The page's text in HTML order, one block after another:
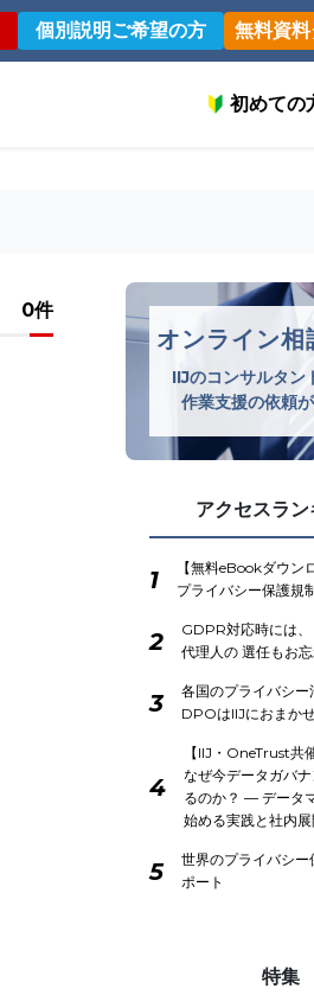
個別説明ご希望の方 無料資
初めての
0件
オンライン相
IIJのコンサルタン
作業支援の依頼
アクセスラ
1
【無料eBookダウン
プライバシー保護規
2
GDPR対応時には
代理人の 選任もお忘
3
各国のプライバシー
DPOはIIJにおまかせ
4
【IIJ・OneTrust共
なぜ今データガバ
るのか？ ― データ
始める実践と社内展
5
世界のプライバシー
ポート
特集